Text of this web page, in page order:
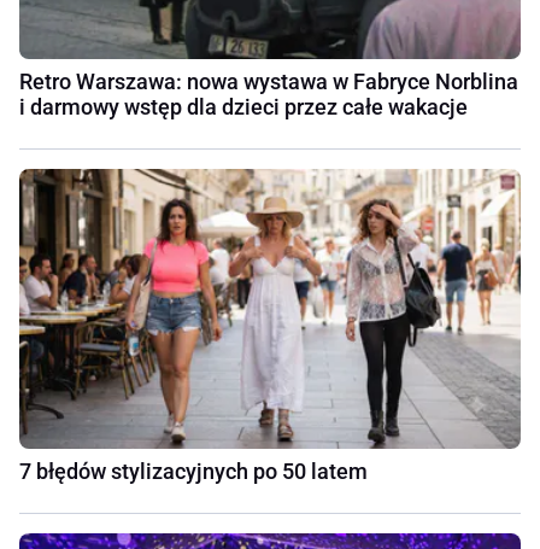
Retro Warszawa: nowa wystawa w Fabryce Norblina
i darmowy wstęp dla dzieci przez całe wakacje
7 błędów stylizacyjnych po 50 latem